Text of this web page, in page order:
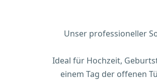
Unser professioneller
Ideal für Hochzeit,
einem Tag der offenen